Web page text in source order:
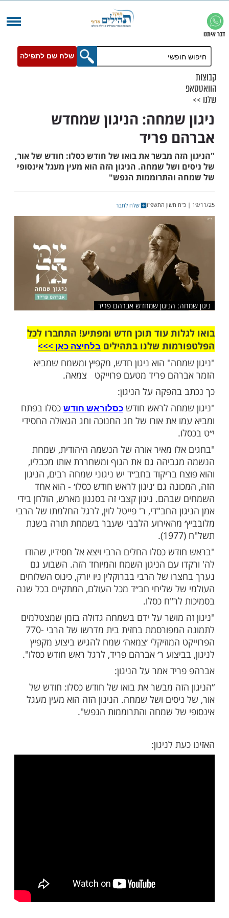
שלח שם לתפילה
שמחה: הניגון שמחדש
פריד
שמחה. הניגון הזה הוא מעין מעגל אינסופי
הנפש"
שלח לחבר
הניגון שמחדש אברהם פריד
עוד תוכן חדש ומפתיע! התחברו לכל
שלנו בתהילים
הוא ניגון חדש, מקפיץ ומשמח שמביא
פריד מטעם פרוייקט צמאה.
על הניגון:
לראש חודשכסלוראש חודש כסלו בפתח
את אורו של חג החנוכה וחג הגאולה החסידי
מאיר אורה של הנשמה היהודית, שמחת
גם את הגוף ומשחררת אותו מכבליו,
בריקוד בחב״ד יש ניגוני שמחה רבים, הניגון
גם ׳ניגון לראש חודש כסלו׳ - הוא אחד
ניגון קצבי זה בסגנון מארש, הולחן בידי
החב"די, ר' פייטל לוין, לרגל החלמתו של הרבי
מהאירוע הלבבי שעבר בשמחת תורה בשנת
כסלו החלים הרבי ויצא אל חסידיו, שהודו
עם הניגון השמח והמיוחד הזה. השבוע גם
של הרבי בברוקלין ניו יורק, כינוס השלוחים
כסלו.
של שמחה והתרוממות הנפש".